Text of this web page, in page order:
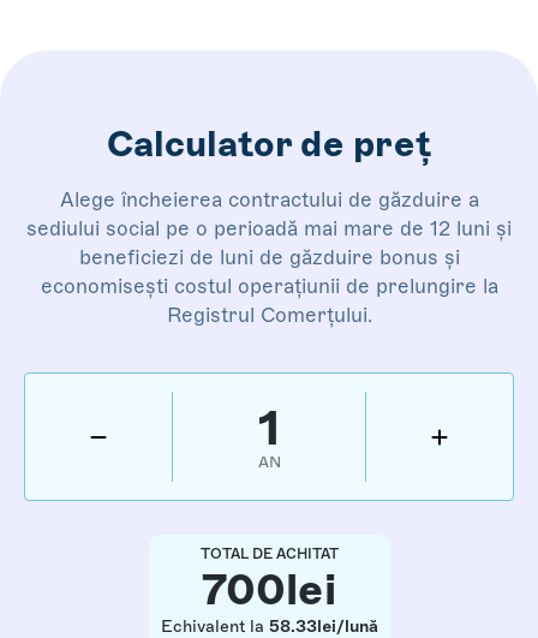
Calculator de preț
Alege încheierea contractului de găzduire a
sediului social pe o perioadă mai mare de 12 luni și
beneficiezi de luni de găzduire bonus și
economisești costul operațiunii de prelungire la
Registrul Comerțului.
1
AN
TOTAL DE ACHITAT
700lei
Echivalent la 58.33lei/lună